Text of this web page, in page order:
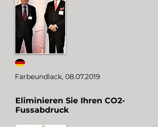
Farbeundlack, 08.07.2019
Eliminieren Sie Ihren CO2-
Fussabdruck